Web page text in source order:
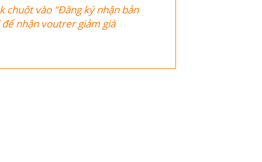
chuột vào "Đăng ký nhận bản
nhận voutrer giảm giá